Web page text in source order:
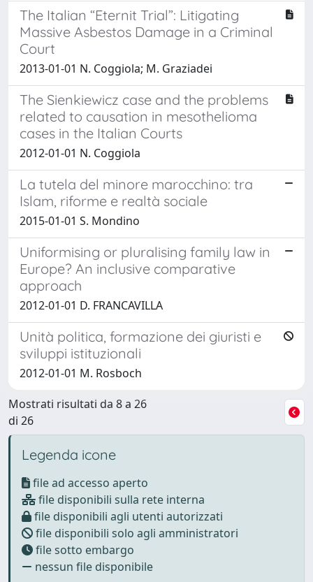
The Italian “Eternit Trial”: Litigating
Massive Asbestos Damage in a Criminal
Court
2013-01-01 N. Coggiola; M. Graziadei
The Sienkiewicz case and the problems
related to causation in mesothelioma
cases in the Italian Courts
2012-01-01 N. Coggiola
La tutela del minore marocchino: tra
Islam, riforme e realtà sociale
2015-01-01 S. Mondino
Uniformising or pluralising family law in
Europe? An inclusive comparative
approach
2012-01-01 D. FRANCAVILLA
Unità politica, formazione dei giuristi e
sviluppi istituzionali
2012-01-01 M. Rosboch
Mostrati risultati da 8 a 26
di 26
Legenda icone
file ad accesso aperto
file disponibili sulla rete interna
file disponibili agli utenti autorizzati
file disponibili solo agli amministratori
file sotto embargo
nessun file disponibile